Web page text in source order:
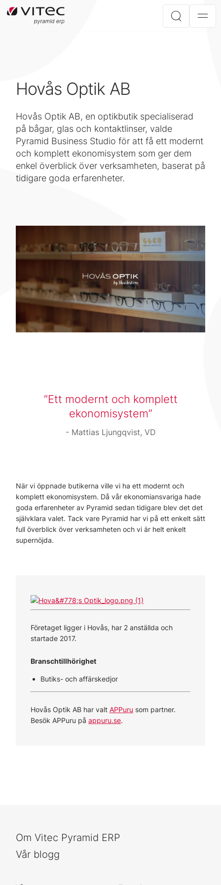
Hovås Optik AB
Hovås Optik AB, en optikbutik specialiserad
på bågar, glas och kontaktlinser, valde
Pyramid Business Studio för att få ett modernt
och komplett ekonomisystem som ger dem
enkel överblick över verksamheten, baserat på
tidigare goda erfarenheter.
Ett modernt och komplett
ekonomisystem
Mattias Ljungqvist, VD
När vi öppnade butikerna ville vi ha ett modernt och
komplett ekonomisystem. Då vår ekonomiansvariga hade
goda erfarenheter av Pyramid sedan tidigare blev det det
självklara valet. Tack vare Pyramid har vi på ett enkelt sätt
full överblick över verksamheten och vi är helt enkelt
supernöjda.
Företaget ligger i Hovås, har 2 anställda och
startade 2017.
Branschtillhörighet
Butiks- och affärskedjor
Hovås Optik AB har valt APPuru som partner.
Besök APPuru på appuru.se.
Om Vitec Pyramid ERP
Vår blogg